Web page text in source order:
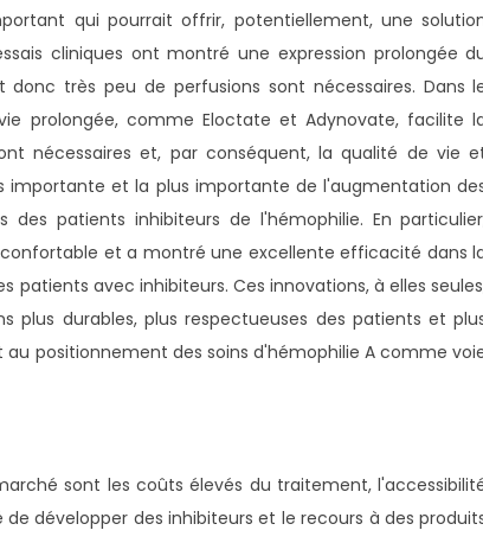
qui pourrait offrir, potentiellement, une
cliniques ont montré une expression prolongée
très peu de perfusions sont nécessaires. Dans
prolongée, comme Eloctate et Adynovate, facilite
nécessaires et, par conséquent, la qualité de vie
importante et la plus importante de l'augmentation
patients inhibiteurs de l'hémophilie. En
et a montré une excellente efficacité dans
avec inhibiteurs. Ces innovations, à elles
durables, plus respectueuses des patients et
positionnement des soins d'hémophilie A comme
sont les coûts élevés du traitement,
développer des inhibiteurs et le recours à des